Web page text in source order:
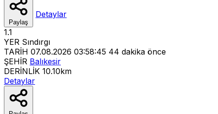
Paylaş
Detaylar
1.1
YER Sındırgı
TARİH 07.08.2026 03:58:45 44 dakika önce
ŞEHİR Balıkesir
DERİNLİK 10.10km
Detaylar